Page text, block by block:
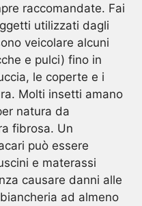
raccomandate. Fai
utilizzati dagli
veicolare alcuni
e pulci) fino in
le coperte e i
Molti insetti amano
natura da
fibrosa. Un
può essere
e materassi
causare danni alle
ad almeno